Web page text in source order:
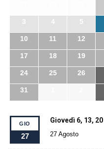
3 4 5
10 11 12
17 18 19
24 25 26
31
GIO
27
Giovedì 6, 13,
27 Agosto